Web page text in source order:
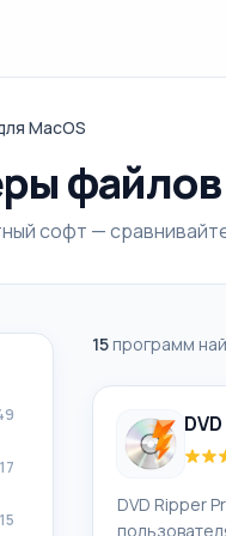
MacOS
файлов
софт —
17
15
15 программ
DVD Ripper